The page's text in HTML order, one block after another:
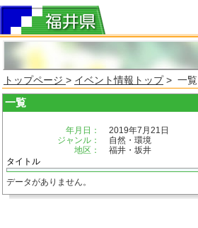
トップページ > イベント情報トップ> 一覧
一覧
年月日：
2019年7月21日
ジャンル：
自然・環境
地区：
福井・坂井
タイトル
データがありません。